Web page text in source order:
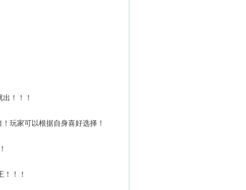
！！！
玩家可以根据自身喜好选择！
！！